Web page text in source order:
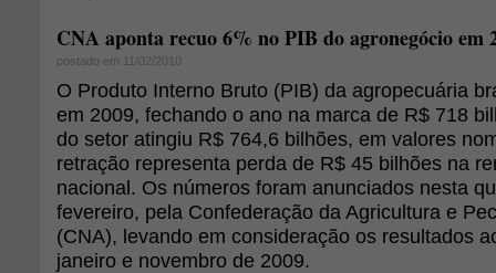
CNA aponta recuo 6% no PIB do agronegócio em
postado em 11/02/2010
O Produto Interno Bruto (PIB) da agropecuária
em 2009, fechando o ano na marca de R$ 718
do setor atingiu R$ 764,6 bilhões, em valores
retração representa perda de R$ 45 bilhões na
nacional. Os números foram anunciados nesta
fevereiro, pela Confederação da Agricultura e
(CNA), levando em consideração os resultados
janeiro e novembro de 2009.